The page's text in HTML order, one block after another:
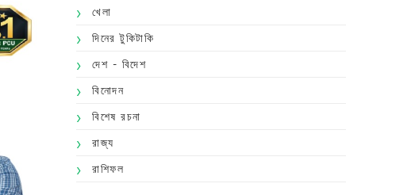
খেলা
দিনের টুকিটাকি
দেশ - বিদেশ
বিনোদন
বিশেষ রচনা
রাজ্য
রাশিফল